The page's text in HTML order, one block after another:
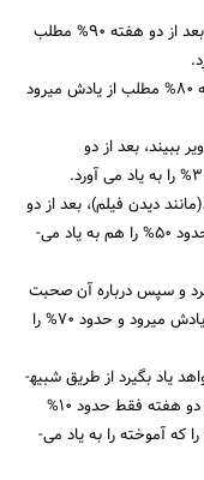
اگر شخص مطلب را از روی نوشته بخواند، بعد از دو هفته 90% مطلب
اگر شخص مطلب را بشنود، بعد از دو هفته 80% مطلب از یادش می­رود
ببیند، بعد از دو
دیدن فیلم)، بعد از دو
هفته حدود50% مطلب از یادش می­رود و حدود 50% را هم به یاد می­
و سپس درباره آن صحبت
کند، بعد از دو هفته حدود 30% مطلب از یادش می­رود و حدود 70% را
و در نهایت اگر شخص موضوعی را که می­خواهد یاد بگیرد از طریق شبیه­
سازی کردن و یا عمل کردن بیاموزد، بعد از دو هفته فقط حدود 10%
مطلب از یادش می­رود و بیش از 90% آنچه را که آموخته را به یاد می­